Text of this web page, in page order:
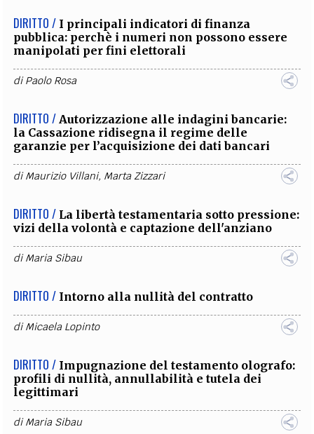
DIRITTO / I principali indicatori di finanza
pubblica: perchè i numeri non possono essere
manipolati per fini elettorali
diPaolo Rosa
DIRITTO / Autorizzazione alle indagini bancarie:
la Cassazione ridisegna il regime delle
garanzie per l’acquisizione dei dati bancari
diMaurizio Villani, Marta Zizzari
DIRITTO / La libertà testamentaria sotto pressione:
vizi della volontà e captazione dell'anziano
diMaria Sibau
DIRITTO / Intorno alla nullità del contratto
diMicaela Lopinto
DIRITTO / Impugnazione del testamento olografo:
profili di nullità, annullabilità e tutela dei
legittimari
diMaria Sibau